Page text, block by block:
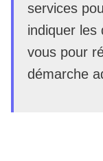
services
indiquer les
vous pour
démarche